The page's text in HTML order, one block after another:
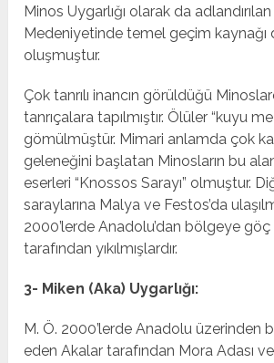
Minos Uygarlığı olarak da
Medeniyetinde temel geçim kaynağı
oluşmuştur.
Çok tanrılı inancın görüldüğü
tanrıçalara tapılmıştır. Ölüler “kuyu
gömülmüştür. Mimari anlamda çok
geleneğini başlatan Minosların bu
eserleri “Knossos Sarayı” olmuştur.
saraylarına Malya ve Festos’da
2000’lerde Anadolu’dan bölgeye
tarafından yıkılmışlardır.
3- Miken (Aka) Uygarlığı:
M. Ö. 2000’lerde Anadolu üzerinden
eden Akalar tarafından Mora Adası